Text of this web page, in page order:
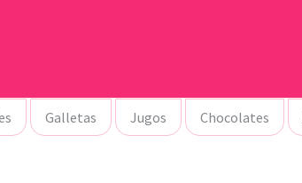
Galletas Jugos Chocolates